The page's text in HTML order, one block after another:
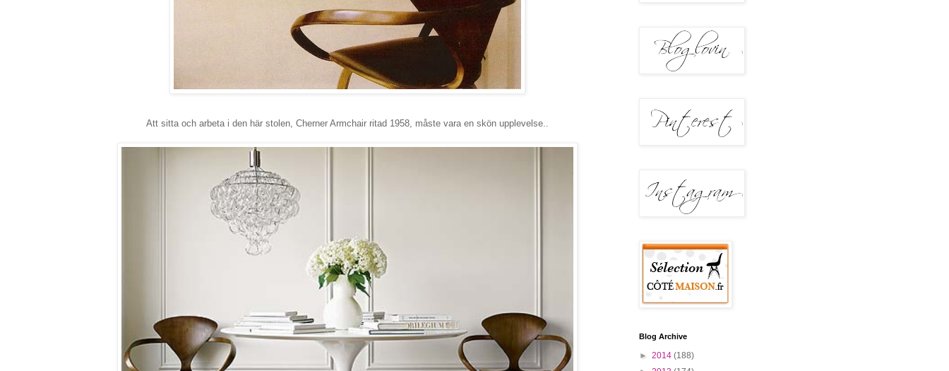
Att sitta och arbeta i den här stolen, Cherner Armchair ritad 1958, måste vara en skön upplevelse..
Blog Archive
► 2014 (188)